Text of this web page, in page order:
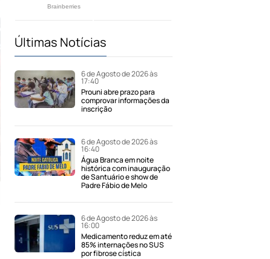
Últimas Notícias
6 de Agosto de 2026 às
17:40
Prouni abre prazo para
comprovar informações da
inscrição
6 de Agosto de 2026 às
16:40
Água Branca em noite
histórica com inauguração
de Santuário e show de
Padre Fábio de Melo
6 de Agosto de 2026 às
16:00
Medicamento reduz em até
85% internações no SUS
por fibrose cística